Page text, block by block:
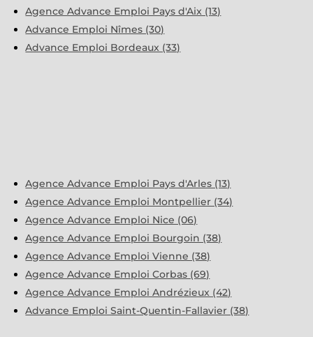
Agence Advance Emploi Pays d'Aix (13)
Advance Emploi Nîmes (30)
Advance Emploi Bordeaux (33)
Agence Advance Emploi Pays d'Arles (13)
Agence Advance Emploi Montpellier (34)
Agence Advance Emploi Nice (06)
Agence Advance Emploi Bourgoin (38)
Agence Advance Emploi Vienne (38)
Agence Advance Emploi Corbas (69)
Agence Advance Emploi Andrézieux (42)
Advance Emploi Saint-Quentin-Fallavier (38)